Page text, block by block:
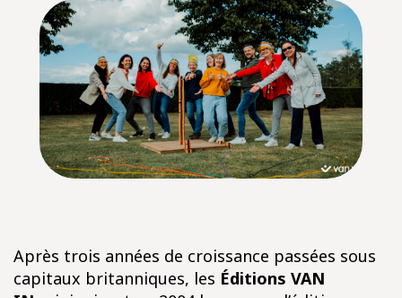
Après trois années de croissance passées sous
capitaux britanniques, les Éditions VAN